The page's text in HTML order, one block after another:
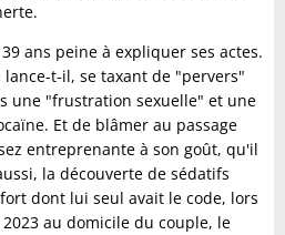
ans peine à expliquer ses actes.
lance-t-il, se taxant de "pervers"
une "frustration sexuelle" et une
Et de blâmer au passage
entreprenante à son goût, qu'il
la découverte de sédatifs
dont lui seul avait le code, lors
au domicile du couple, le